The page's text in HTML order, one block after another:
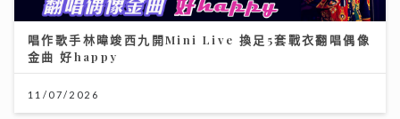
唱作歌手林暐竣西九開Mini Live 換足5套戰衣翻唱偶像
金曲 好happy
11/07/2026